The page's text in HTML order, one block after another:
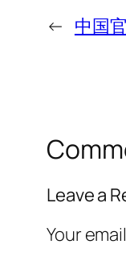
← 中国
Leave a
Your